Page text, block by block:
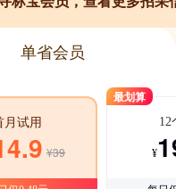
单省会员
月试用
¥39
最划算
12
¥